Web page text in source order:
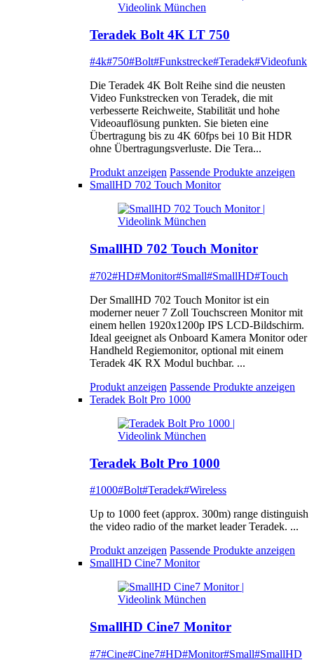
Teradek Bolt 4K LT 750
#4k#750#Bolt#Funkstrecke#Teradek#Videofunk
Die Teradek 4K Bolt Reihe sind die neusten
Video Funkstrecken von Teradek, die mit
verbesserte Reichweite, Stabilität und hohe
Videoauflösung punkten. Sie bieten eine
Übertragung bis zu 4K 60fps bei 10 Bit HDR
ohne Übertragungsverluste. Die Tera...
Produkt anzeigen Passende Produkte anzeigen
SmallHD 702 Touch Monitor
SmallHD 702 Touch Monitor
#702#HD#Monitor#Small#SmallHD#Touch
Der SmallHD 702 Touch Monitor ist ein
moderner neuer 7 Zoll Touchscreen Monitor mit
einem hellen 1920x1200p IPS LCD-Bildschirm.
Ideal geeignet als Onboard Kamera Monitor oder
Handheld Regiemonitor, optional mit einem
Teradek 4K RX Modul buchbar. ...
Produkt anzeigen Passende Produkte anzeigen
Teradek Bolt Pro 1000
Teradek Bolt Pro 1000
#1000#Bolt#Teradek#Wireless
Up to 1000 feet (approx. 300m) range distinguish
the video radio of the market leader Teradek. ...
Produkt anzeigen Passende Produkte anzeigen
SmallHD Cine7 Monitor
SmallHD Cine7 Monitor
#7#Cine#Cine7#HD#Monitor#Small#SmallHD